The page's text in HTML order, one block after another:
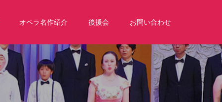
オペラ名作紹介 後援会 お問い合わせ